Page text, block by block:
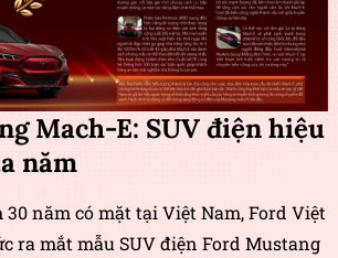
Mach-E: SUV điện hiệu
năm
năm có mặt tại Việt Nam, Ford Việt
ra mắt mẫu SUV điện Ford Mustang